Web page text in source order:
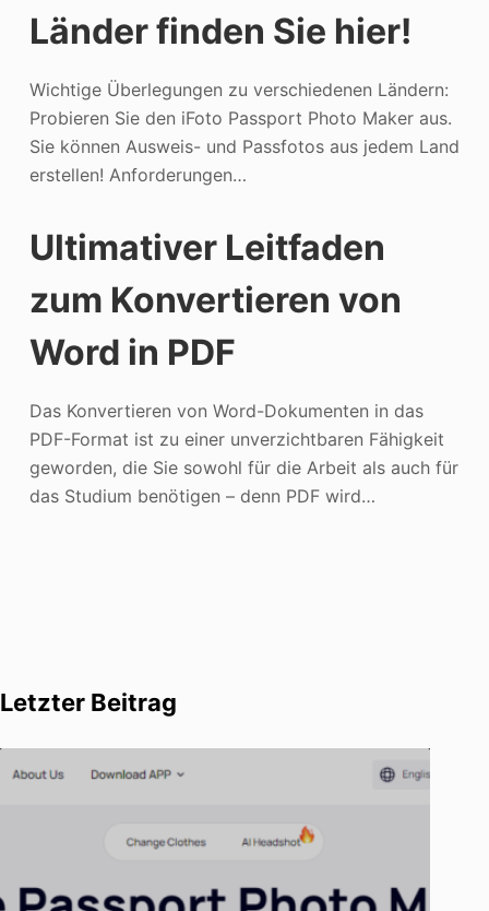
Photo Enhancer
Länder finden Sie hier!
Wichtige Überlegungen zu verschiedenen Ländern:
Probieren Sie den iFoto Passport Photo Maker aus.
Sie können Ausweis- und Passfotos aus jedem Land
erstellen! Anforderungen…
Ultimativer Leitfaden
zum Konvertieren von
Word in PDF
Das Konvertieren von Word-Dokumenten in das
PDF-Format ist zu einer unverzichtbaren Fähigkeit
geworden, die Sie sowohl für die Arbeit als auch für
das Studium benötigen – denn PDF wird…
Letzter Beitrag